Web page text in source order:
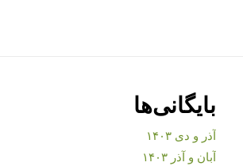
بایگانی‌ها
آذر و دی ۱۴۰۳
آبان و آذر ۱۴۰۳